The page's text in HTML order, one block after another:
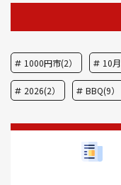
1000円市(2） 10
2026(2） BBQ(9）
アイスクリーム(1）
ア